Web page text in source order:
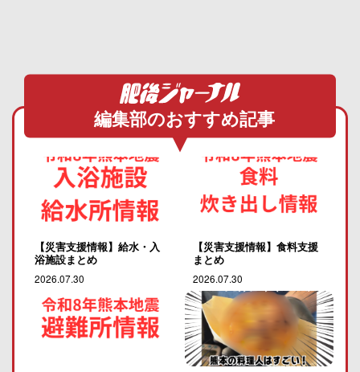
編集部のおすすめ記事
【災害支援情報】給水・入
浴施設まとめ
2026.07.30
【災害支援情報】食料支援
まとめ
2026.07.30